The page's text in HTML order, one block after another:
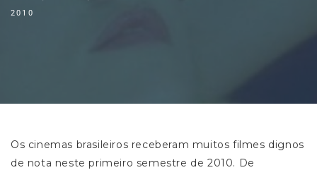
2010
Os cinemas brasileiros receberam muitos filmes dignos
de nota neste primeiro semestre de 2010. De